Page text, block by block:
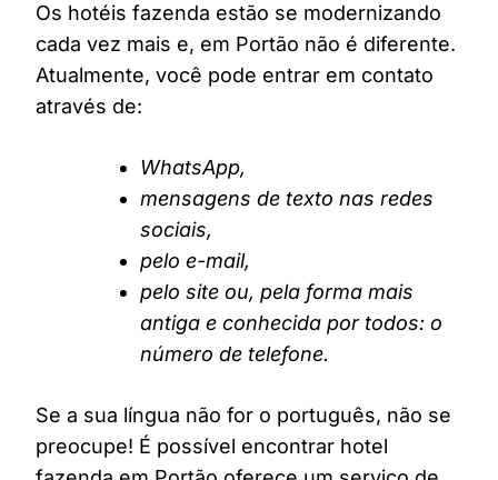
Os hotéis fazenda estão se modernizando
cada vez mais e, em Portão não é diferente.
Atualmente, você pode entrar em contato
através de:
WhatsApp,
mensagens de texto nas redes
sociais,
pelo e-mail,
pelo site ou, pela forma mais
antiga e conhecida por todos: o
número de telefone.
Se a sua língua não for o português, não se
preocupe! É possível encontrar hotel